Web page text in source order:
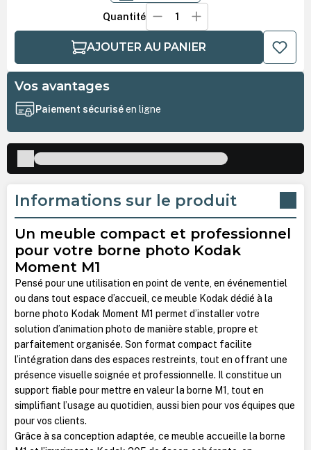
Quantité
AJOUTER AU PANIER
Vos avantages
Paiement sécuriséen ligne
Informations sur le produit
Un meuble compact et professionnel
pour votre borne photo Kodak
Moment M1
Pensé pour une utilisation en point de vente, en événementiel
ou dans tout espace d’accueil, ce meuble Kodak dédié à la
borne photo Kodak Moment M1 permet d’installer votre
solution d’animation photo de manière stable, propre et
parfaitement organisée. Son format compact facilite
l’intégration dans des espaces restreints, tout en offrant une
présence visuelle soignée et professionnelle. Il constitue un
support fiable pour mettre en valeur la borne M1, tout en
simplifiant l’usage au quotidien, aussi bien pour vos équipes que
pour vos clients.
Grâce à sa conception adaptée, ce meuble accueille la borne